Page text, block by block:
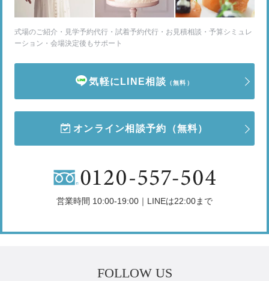
式場のご紹介・見学予約代行・試着予約代行・お見積相談・予算シミュレ
ーション・会場決定後もサポート
気軽にLINE相談 （無料）
オンライン相談予約 （無料）
営業時間 10:00-19:00｜LINEは22:00まで
FOLLOW US